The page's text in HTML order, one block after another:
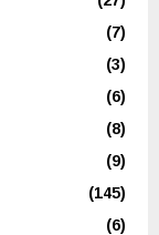
(7)
(3)
(6)
(8)
(9)
(145)
(6)